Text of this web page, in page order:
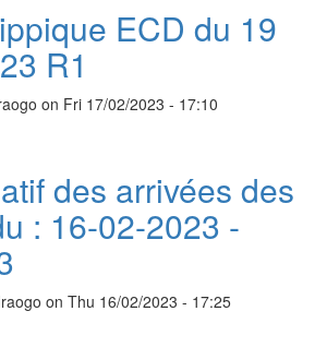
ECD du 19
R1
on Fri 17/02/2023 - 17:10
des arrivées des
: 16-02-2023 -
on Thu 16/02/2023 - 17:25